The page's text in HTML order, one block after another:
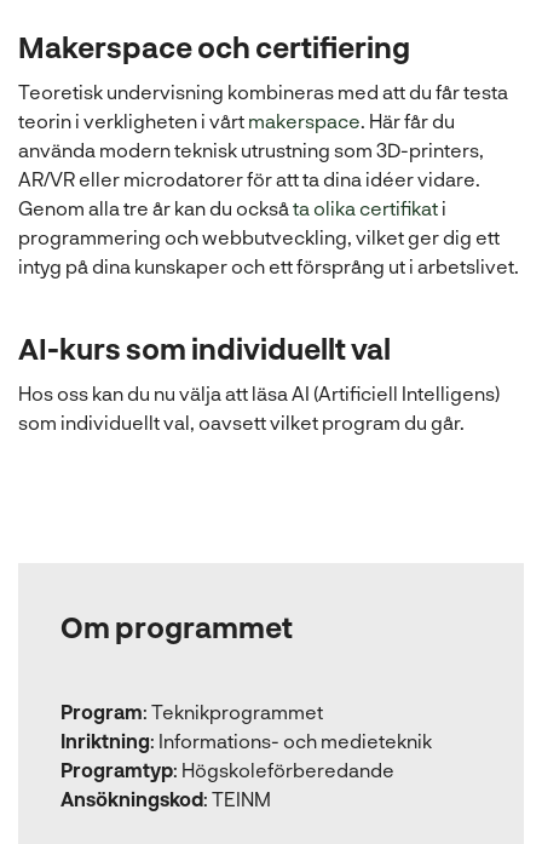
Makerspace och certifiering
Teoretisk undervisning kombineras med att du får testa
teorin i verkligheten i vårt makerspace. Här får du
använda modern teknisk utrustning som 3D-printers,
AR/VR eller microdatorer för att ta dina idéer vidare.
Genom alla tre år kan du också ta olika certifikat i
programmering och webbutveckling, vilket ger dig ett
intyg på dina kunskaper och ett försprång ut i arbetslivet.
AI-kurs som individuellt val
Hos oss kan du nu välja att läsa AI (Artificiell Intelligens)
som individuellt val, oavsett vilket program du går.
Om programmet
Program: Teknikprogrammet
Inriktning: Informations- och medieteknik
Programtyp: Högskoleförberedande
Ansökningskod: TEINM